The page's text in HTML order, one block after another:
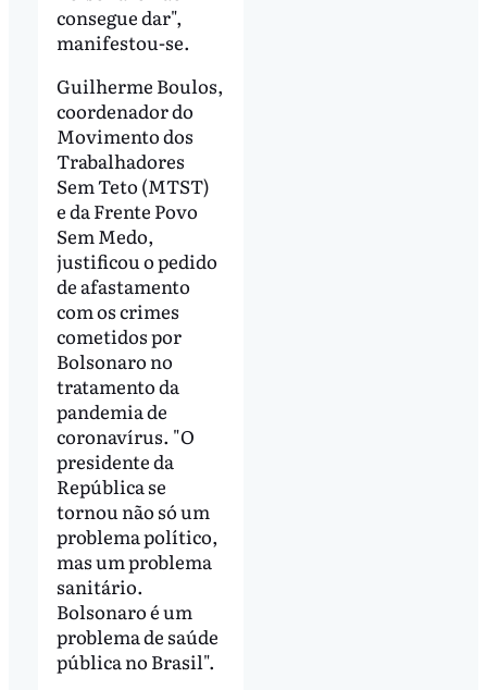
consegue dar",
manifestou-se.
Guilherme Boulos,
coordenador do
Movimento dos
Trabalhadores
Sem Teto (MTST)
e da Frente Povo
Sem Medo,
justificou o pedido
de afastamento
com os crimes
cometidos por
Bolsonaro no
tratamento da
pandemia de
coronavírus. "O
presidente da
República se
tornou não só um
problema político,
mas um problema
sanitário.
Bolsonaro é um
problema de saúde
pública no Brasil".